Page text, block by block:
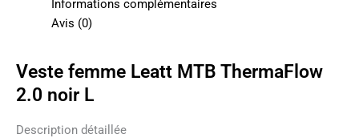
Informations complémentaires
Avis (0)
Veste femme Leatt MTB ThermaFlow
2.0 noir L
Description détaillée